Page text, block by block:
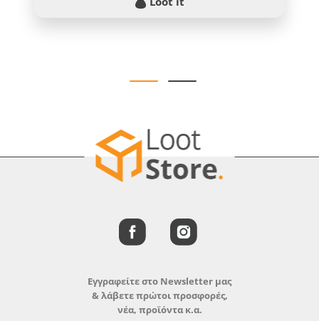
Εγγραφείτε στο Newsletter μας
& λάβετε πρώτοι προσφορές,
νέα, προϊόντα κ.α.